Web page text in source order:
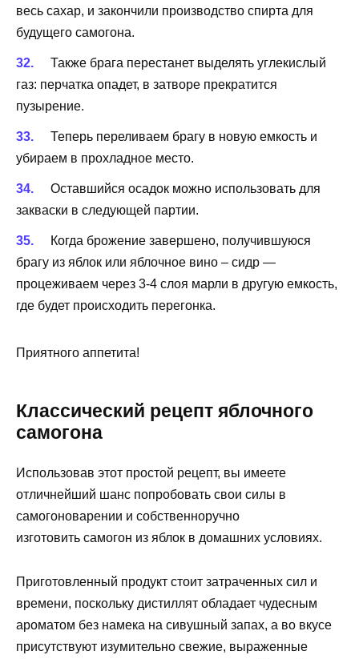
весь сахар, и закончили производство спирта для
будущего самогона.
Также брага перестанет выделять углекислый
газ: перчатка опадет, в затворе прекратится
пузырение.
Теперь переливаем брагу в новую емкость и
убираем в прохладное место.
Оставшийся осадок можно использовать для
закваски в следующей партии.
Когда брожение завершено, получившуюся
брагу из яблок или яблочное вино – сидр —
процеживаем через 3-4 слоя марли в другую емкость,
где будет происходить перегонка.
Приятного аппетита!
Классический рецепт яблочного
самогона
Использовав этот простой рецепт, вы имеете
отличнейший шанс попробовать свои силы в
самогоноварении и собственноручно
изготовить самогон из яблок в домашних условиях.
Приготовленный продукт стоит затраченных сил и
времени, поскольку дистиллят обладает чудесным
ароматом без намека на сивушный запах, а во вкусе
присутствуют изумительно свежие, выраженные